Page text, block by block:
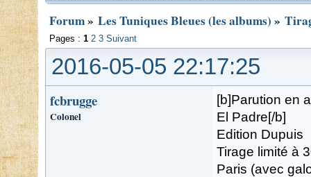
Forum» Les Tuniques Bleues (les albums) »
Pages : 1 2 3 Suivant
2016-05-05 22:17:25
fcbrugge
Colonel
[b]Parution en
El Padre[/b]
Edition Dupuis
Tirage limité à
Paris (avec